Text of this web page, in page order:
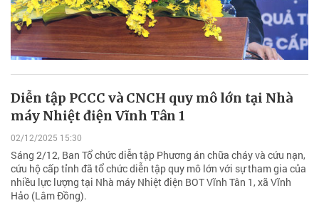
Diễn tập PCCC và CNCH quy mô lớn tại Nhà
máy Nhiệt điện Vĩnh Tân 1
02/12/2025 15:30
Sáng 2/12, Ban Tổ chức diễn tập Phương án chữa cháy và cứu nạn,
cứu hộ cấp tỉnh đã tổ chức diễn tập quy mô lớn với sự tham gia của
nhiều lực lượng tại Nhà máy Nhiệt điện BOT Vĩnh Tân 1, xã Vĩnh
Hảo (Lâm Đồng).